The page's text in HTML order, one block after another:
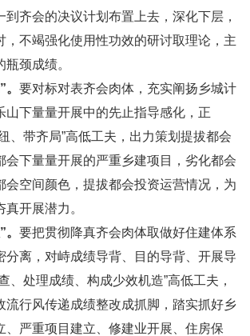
到齐会的决议计划布置上去，深化下层，
，不竭强化使用性功效的研讨取理论，主
颈成绩。
要对标对表齐会肉体，充实阐扬乡城计
山下量量开展中的先止指导感化，正
、带齐局”高低工夫，出力策划提拔都会
会下量量开展的严重乡建项目，劣化都会
会空间颜色，提拔都会投资运营情况，为
开展潜力。
要把贯彻降真齐会肉体取做好住建体系
分离，对峙成绩导背、目的导背、开展导
、处理成绩、构成少效机造”高低工夫，
流行风传递成绩整改成抓脚，踏实抓好乡
、严重项目建立、修建业开展、住房保